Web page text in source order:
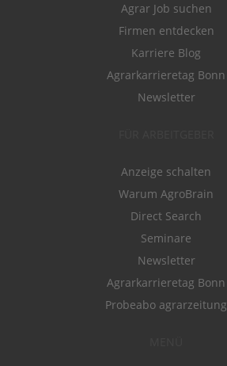
Agrar Job suchen
Firmen entdecken
Karriere Blog
Agrarkarrieretag Bonn
Newsletter
Anzeige schalten
Warum AgroBrain
Direct Search
Seminare
Newsletter
Agrarkarrieretag Bonn
Probeabo agrarzeitung